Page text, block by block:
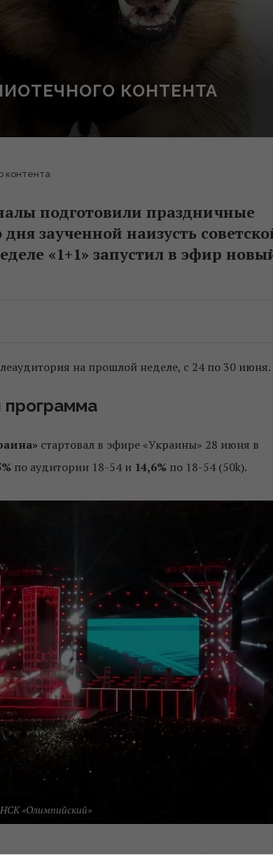
КОНТЕНТА
контента
подготовили праздничные
заученной наизусть
«1+1» запустил в эфир
на прошлой неделе, с 24 по 30 июня.
программа
стартовал в эфире «Украины» 28 июня в
по аудитории 18-54 и 14,6% по 18-54 (50k).
«Олимпийский»
. Показатели телетрансляции были еще